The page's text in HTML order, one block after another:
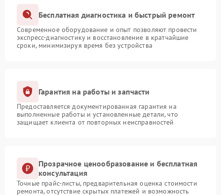
Бесплатная диагностика и быстрый ремонт
Современное оборудование и опыт позволяют провести
экспресс-диагностику и восстановление в кратчайшие
сроки, минимизируя время без устройства
Гарантия на работы и запчасти
Предоставляется документированная гарантия на
выполненные работы и установленные детали, что
защищает клиента от повторных неисправностей
Прозрачное ценообразование и бесплатная
консультация
Точные прайс-листы, предварительная оценка стоимости
ремонта, отсутствие скрытых платежей и возможность